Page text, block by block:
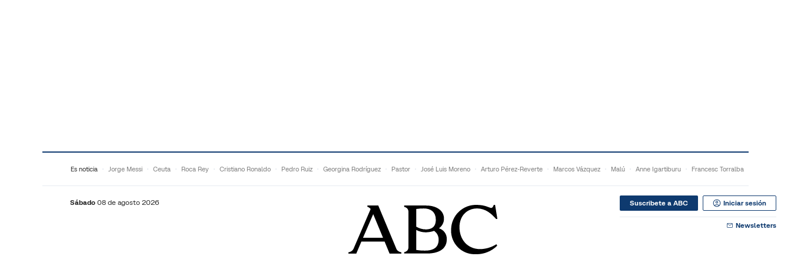
Es noticia Jorge Messi Ceuta Roca Rey Cristiano Ronaldo Pedro Ruiz Georgina Rodríguez Pastor José Luis Moreno Arturo Pérez-Reverte Marcos Vázquez Malú Anne Igartiburu Francesc Torralba
Sábado 08 de agosto 2026 Suscribete a ABC Iniciar sesión
Newsletters